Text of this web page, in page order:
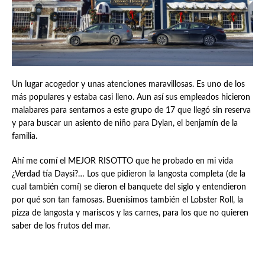
Un lugar acogedor y unas atenciones maravillosas. Es uno de los
más populares y estaba casi lleno. Aun así sus empleados hicieron
malabares para sentarnos a este grupo de 17 que llegó sin reserva
y para buscar un asiento de niño para Dylan, el benjamín de la
familia.
Ahí me comí el MEJOR RISOTTO que he probado en mi vida
¿Verdad tía Daysi?… Los que pidieron la langosta completa (de la
cual también comí) se dieron el banquete del siglo y entendieron
por qué son tan famosas. Buenísimos también el Lobster Roll, la
pizza de langosta y mariscos y las carnes, para los que no quieren
saber de los frutos del mar.